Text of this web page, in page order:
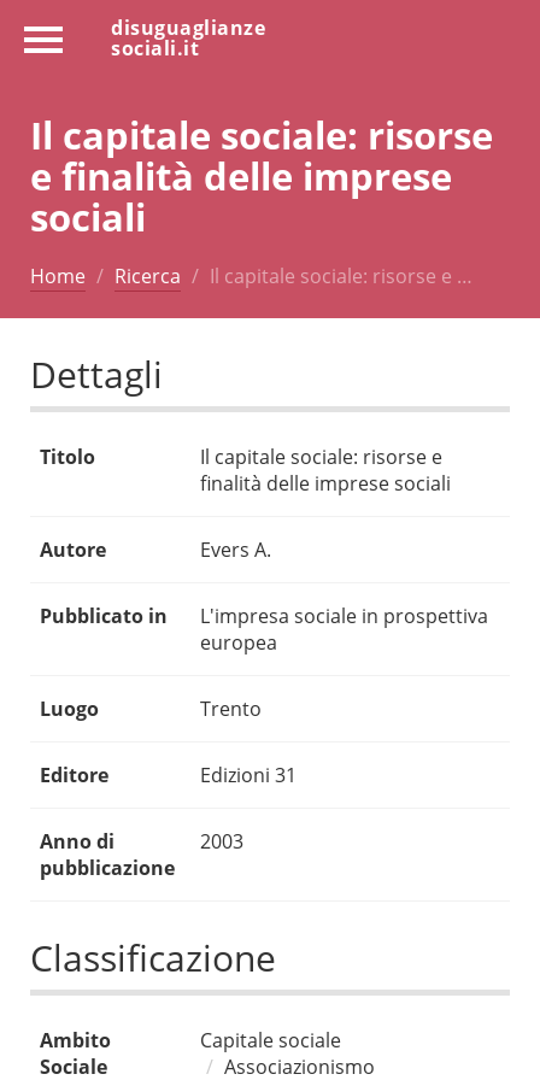
disuguaglianze
sociali.it
Il capitale sociale: risorse
e finalità delle imprese
sociali
Home Ricerca Il capitale sociale: risorse e …
Dettagli
Titolo
Il capitale sociale: risorse e
finalità delle imprese sociali
Autore Evers A.
Pubblicato in
L'impresa sociale in prospettiva
europea
Luogo Trento
Editore Edizioni 31
Anno di
pubblicazione
2003
Classificazione
Ambito
Sociale
Capitale sociale
Associazionismo